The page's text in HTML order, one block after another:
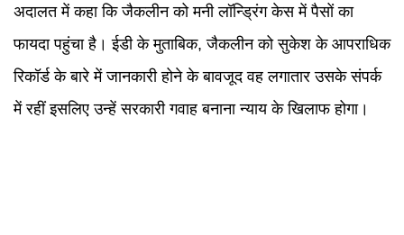
अदालत में कहा कि जैकलीन को मनी लॉन्ड्रिंग केस में पैसों का
फायदा पहुंचा है। ईडी के मुताबिक, जैकलीन को सुकेश के आपराधिक
रिकॉर्ड के बारे में जानकारी होने के बावजूद वह लगातार उसके संपर्क
में रहीं इसलिए उन्हें सरकारी गवाह बनाना न्याय के खिलाफ होगा।